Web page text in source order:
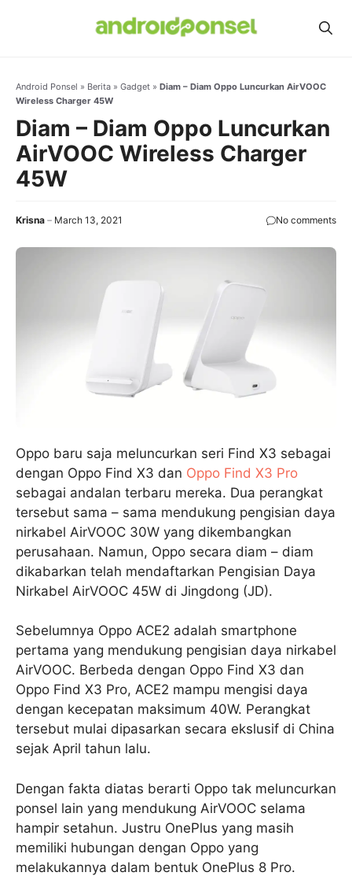
Android Ponsel » Berita » Gadget » Diam – Diam Oppo Luncurkan AirVOOC
Wireless Charger 45W
Diam – Diam Oppo Luncurkan
AirVOOC Wireless Charger
45W
Krisna March 13, 2021 No comments
Oppo baru saja meluncurkan seri Find X3 sebagai
dengan Oppo Find X3 dan Oppo Find X3 Pro
sebagai andalan terbaru mereka. Dua perangkat
tersebut sama – sama mendukung pengisian daya
nirkabel AirVOOC 30W yang dikembangkan
perusahaan. Namun, Oppo secara diam – diam
dikabarkan telah mendaftarkan Pengisian Daya
Nirkabel AirVOOC 45W di Jingdong (JD).
Sebelumnya Oppo ACE2 adalah smartphone
pertama yang mendukung pengisian daya nirkabel
AirVOOC. Berbeda dengan Oppo Find X3 dan
Oppo Find X3 Pro, ACE2 mampu mengisi daya
dengan kecepatan maksimum 40W. Perangkat
tersebut mulai dipasarkan secara ekslusif di China
sejak April tahun lalu.
Dengan fakta diatas berarti Oppo tak meluncurkan
ponsel lain yang mendukung AirVOOC selama
hampir setahun. Justru OnePlus yang masih
memiliki hubungan dengan Oppo yang
melakukannya dalam bentuk OnePlus 8 Pro.